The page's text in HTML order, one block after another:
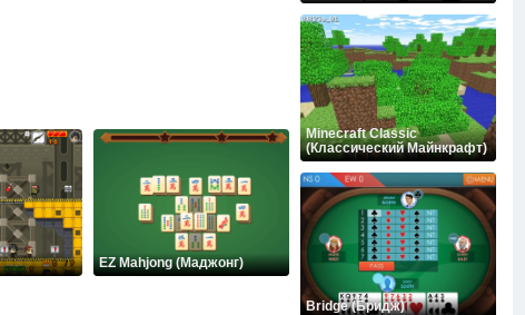
EZ Mahjong (Маджонг)
Minecraft Classic
(Классический Майнкрафт)
Bridge (Бридж)